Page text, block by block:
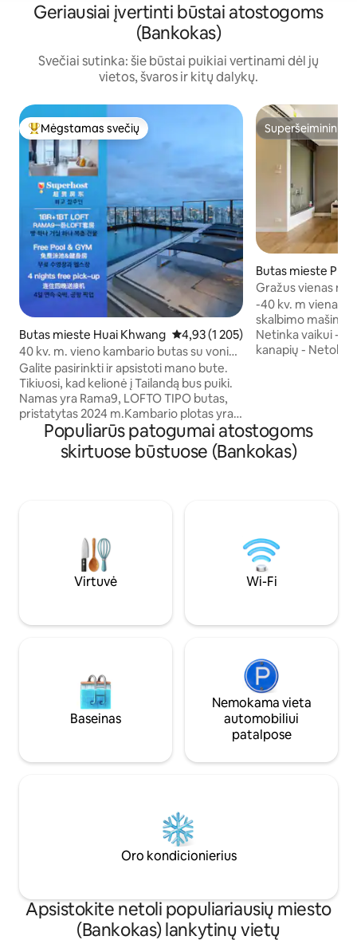
Geriausiai įvertinti būstai atostogoms
(Bankokas)
Svečiai sutinka: šie būstai puikiai vertinami dėl jų
vietos, švaros ir kitų dalykų.
Svečių mėgstamiausias
Mėgstamas svečių
Butas mieste Huai Khwang Vidutinis įvertinimas: 4,93 iš 5,
4,93 (1 205)
40 kv. m. vieno kambario butas su vonia
ir balkonu LOFT-D4 / 3 žmonės /
baseinas ant stogo / netoli RCA / netoli
naktinio traukinio turgaus / netoli
Tonglor
Galite pasirinkti ir apsistoti mano bute.
Tikiuosi, kad kelionė į Tailandą bus puiki.
Namas yra Rama9, LOFTO TIPO butas,
pristatytas 2024 m.Kambario plotas yra
maždaug 40 kvadratinių metrų, jame yra
vienas miegamasis, svetainė-valgomasis,
virtuvė ir vonios kambarys. Jame lengvai
reikia papildomos sofos-lovos,
rezervuodami nurodykite 3 svečius ir po
rezervavimo susisiekite su mumis, kad
mus apie tai informuotumėte.
atvykstant.) Į užsakymo kainą
bendradarbystės erdvės kaina.
Superšeimininkas
Superšeimininkas
Butas mieste
Gražus vienas
Skytrain
-40 kv. m vienas
skalbimo mašina
Netinka vaikui -
kanapių - Netoli
Oro
Fi/televizorius/
bagažo
Populiarūs patogumai atostogoms
skirtuose būstuose (Bankokas)
Virtuvė Wi-Fi
Baseinas
Nemokama vieta
automobiliui
patalpose
Oro kondicionierius
Apsistokite netoli populiariausių miesto
(Bankokas) lankytinų vietų